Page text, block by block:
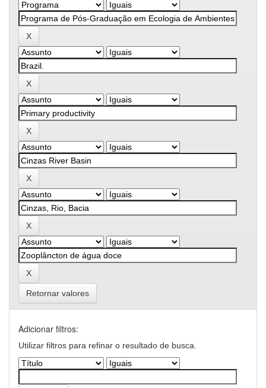
Retornar valores
Adicionar filtros:
Utilizar filtros para refinar o resultado de busca.